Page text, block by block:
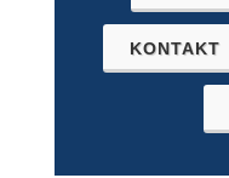
KONTAKT